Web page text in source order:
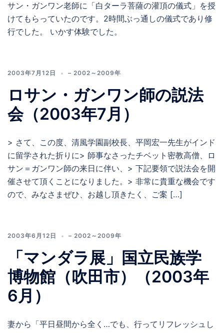
サン・ガンワン老師に「白ターラ菩薩の灌頂の儀式」を授
けてもらっていたのです。2時間ぶっ通しの儀式であり修
行でした。 いかす体験でした。
2003年7月12日 – 2002～2009年
ロサン・ガンワン師の説法
会（2003年7月）
> さて、この度、清風学園副校長、平岡宏一先生がインド
に留学された折りに> 師事なさったチベット密教高僧、ロ
サン＝ガンワン師の来日に伴い、> 下記要領で説法会を開
催させて頂くことになりました。> 非常に貴重な機会です
ので、みなさまぜひ、お越し頂きたく、ご案 […]
2003年6月12日 – 2002～2009年
「マンダラ展」国立民族学
博物館（吹田市）（2003年
6月）
妻から「平日昼間から全く…でも、行ってリフレッシュし